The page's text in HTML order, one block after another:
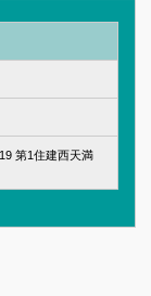
第1住建西天満